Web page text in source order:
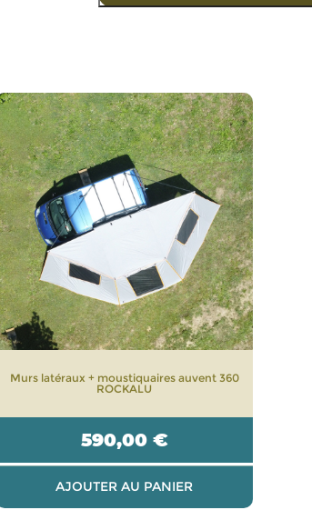
Murs latéraux + moustiquaires auvent 360
ROCKALU
590,00 €
AJOUTER AU PANIER